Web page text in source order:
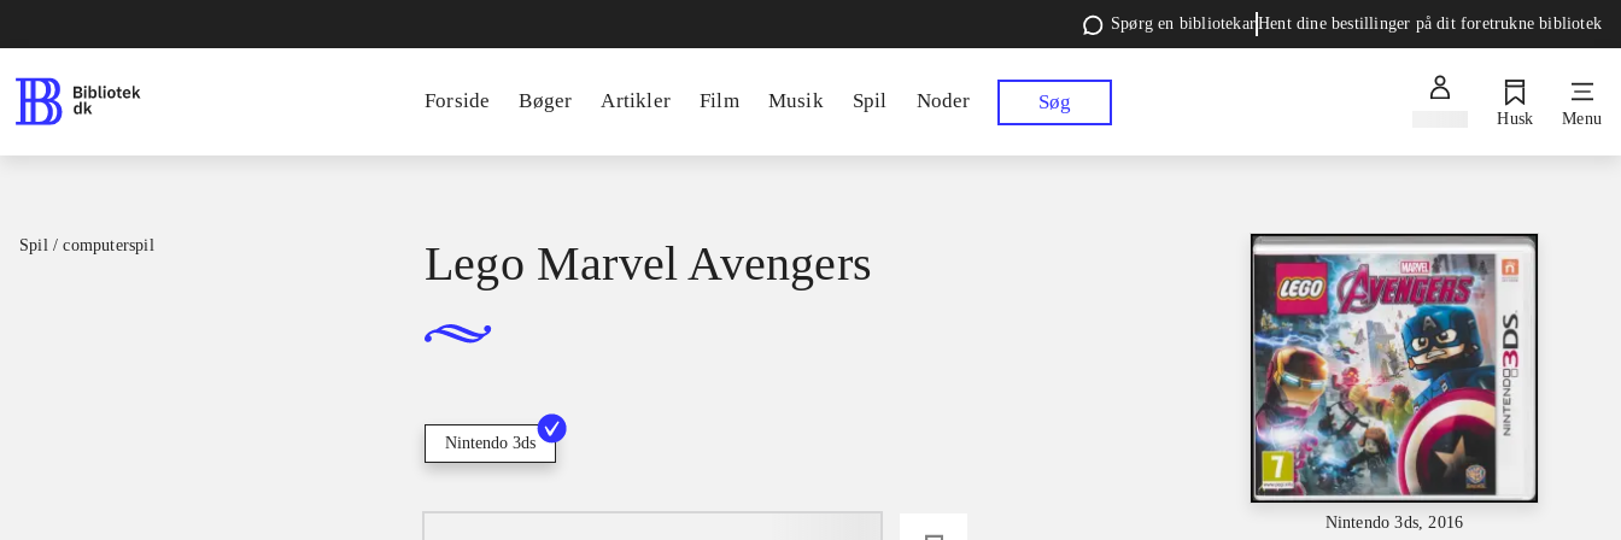
Spørg en bibliotekarHent dine bestillinger på dit foretrukne bibliotek
Forside Bøger Artikler Film Musik Spil Noder Søg
Husk Menu
Spil / computerspil
Nintendo 3ds, 2016
Lego Marvel Avengers
Nintendo 3ds